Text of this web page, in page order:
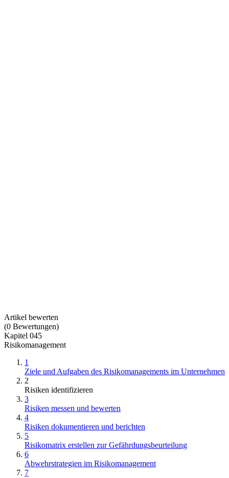
Artikel bewerten
(0 Bewertungen)
Kapitel 045
Risikomanagement
1
Ziele und Aufgaben des Risikomanagements im Unternehmen
2
Risiken identifizieren
3
Risiken messen und bewerten
4
Risiken dokumentieren und berichten
5
Risikomatrix erstellen zur Gefährdungsbeurteilung
6
Abwehrstrategien im Risikomanagement
7